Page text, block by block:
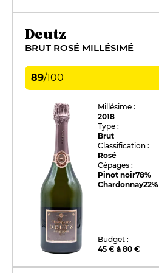
Deutz
BRUT ROSÉ MILLÉSIMÉ
89/100
Millésime :
2018
Type :
Brut
Classification :
Rosé
Cépages :
Pinot noir78%
Chardonnay22%
Budget :
45 € à 80 €